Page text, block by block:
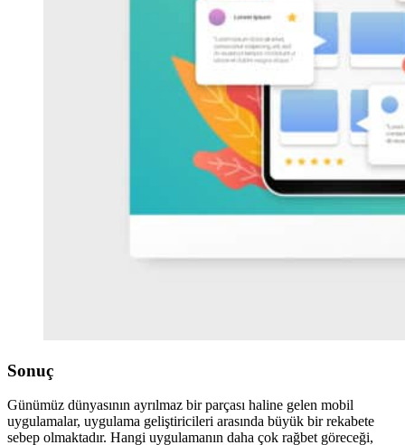
Sonuç
Günümüz dünyasının ayrılmaz bir parçası haline gelen mobil
uygulamalar, uygulama geliştiricileri arasında büyük bir rekabete
sebep olmaktadır. Hangi uygulamanın daha çok rağbet göreceği,